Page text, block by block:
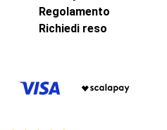
Regolamento
Richiedi reso